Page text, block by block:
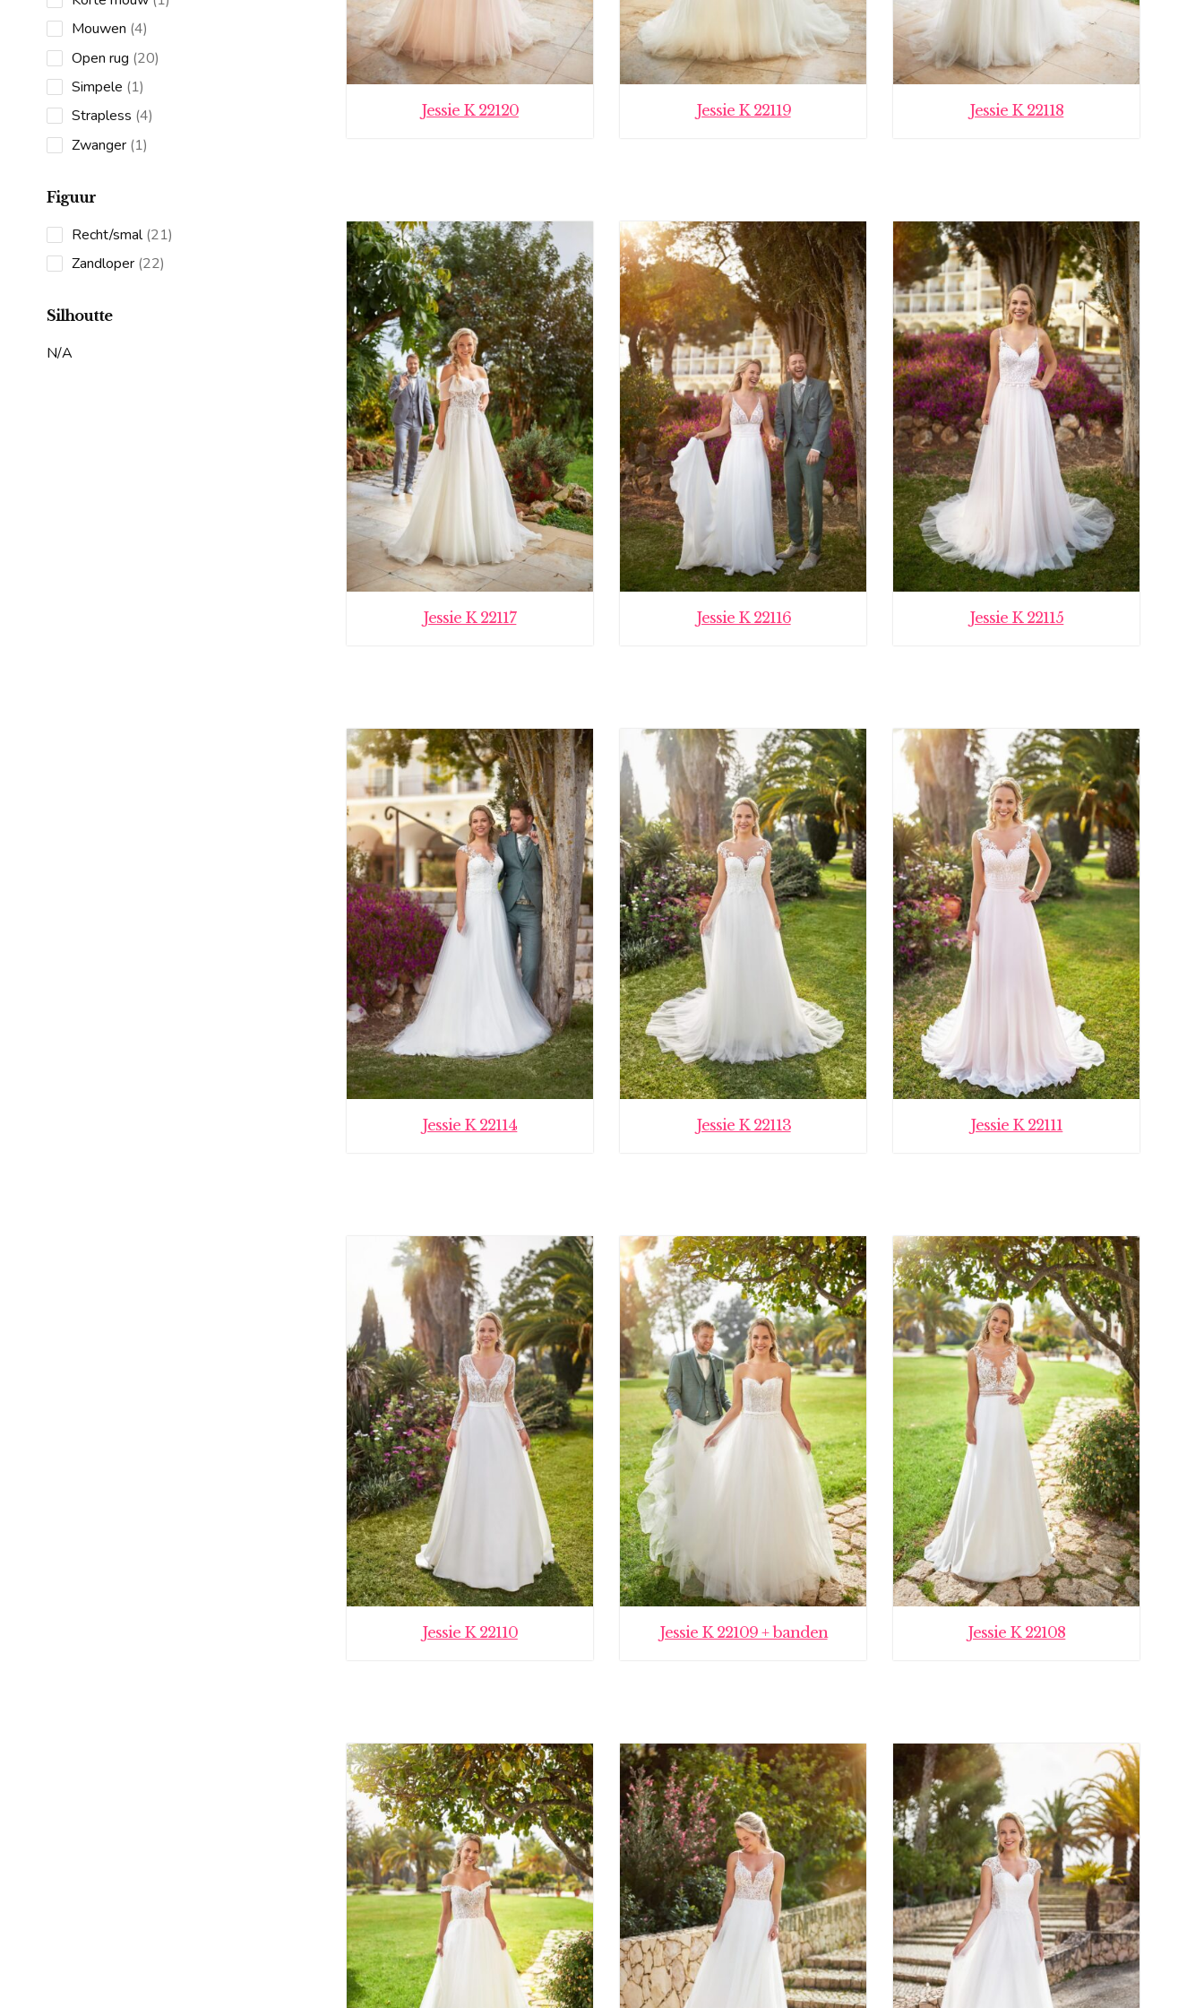
Mouwen 44
products
Open rug 2020
Simpele 11
product
Strapless 44
Zwanger 11
Figuur
Recht/smal 2121
Zandloper 2222
Silhoutte
N/A
Jessie K 22120 Jessie K 22119 Jessie K 22118
Jessie K 22117 Jessie K 22116 Jessie K 22115
Jessie K 22114 Jessie K 22113 Jessie K 22111
Jessie K 22110 Jessie K 22109 + banden Jessie K 22108